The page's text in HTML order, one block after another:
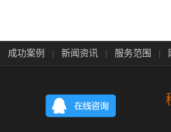
成功案例 新闻资讯 服务范围